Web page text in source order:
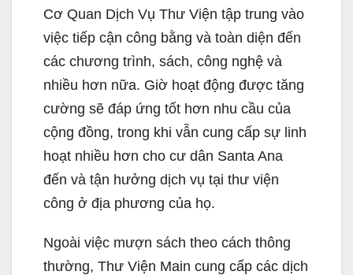
Cơ Quan Dịch Vụ Thư Viện tập trung vào
việc tiếp cận công bằng và toàn diện đến
các chương trình, sách, công nghệ và
nhiều hơn nữa. Giờ hoạt động được tăng
cường sẽ đáp ứng tốt hơn nhu cầu của
cộng đồng, trong khi vẫn cung cấp sự linh
hoạt nhiều hơn cho cư dân Santa Ana
đến và tận hưởng dịch vụ tại thư viện
công ở địa phương của họ.
Ngoài việc mượn sách theo cách thông
thường, Thư Viện Main cung cấp các dịch